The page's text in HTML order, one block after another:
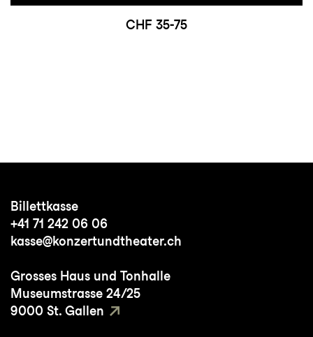
CHF 35-75
Billettkasse
+41 71 242 06 06
kasse@konzertundtheater.ch
Grosses Haus und Tonhalle
Museumstrasse 24/25
9000 St. Gallen